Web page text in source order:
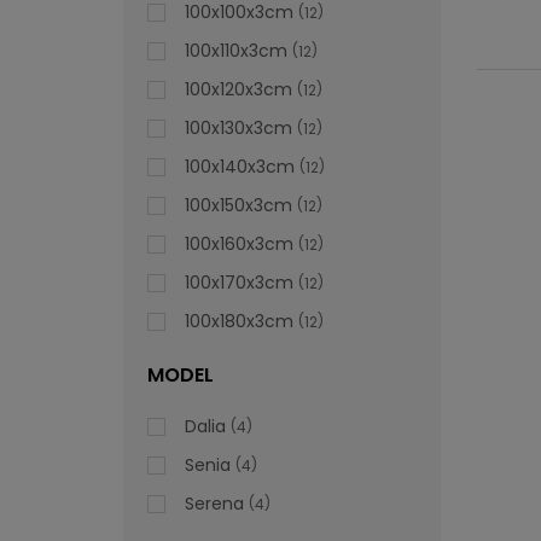
100x100x3cm 12
100x110x3cm 12
100x120x3cm 12
100x130x3cm 12
100x140x3cm 12
100x150x3cm 12
100x160x3cm 12
100x170x3cm 12
100x180x3cm 12
MODEL
Dalia 4
Senia 4
Serena 4